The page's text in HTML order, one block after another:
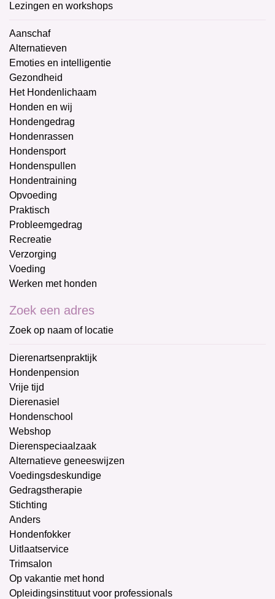
Lezingen en workshops
Aanschaf
Alternatieven
Emoties en intelligentie
Gezondheid
Het Hondenlichaam
Honden en wij
Hondengedrag
Hondenrassen
Hondensport
Hondenspullen
Hondentraining
Opvoeding
Praktisch
Probleemgedrag
Recreatie
Verzorging
Voeding
Werken met honden
Zoek een adres
Zoek op naam of locatie
Dierenartsenpraktijk
Hondenpension
Vrije tijd
Dierenasiel
Hondenschool
Webshop
Dierenspeciaalzaak
Alternatieve geneeswijzen
Voedingsdeskundige
Gedragstherapie
Stichting
Anders
Hondenfokker
Uitlaatservice
Trimsalon
Op vakantie met hond
Opleidingsinstituut voor professionals